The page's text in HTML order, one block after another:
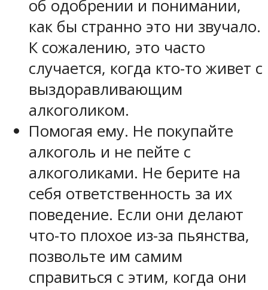
об одобрении и понимании,
как бы странно это ни звучало.
К сожалению, это часто
случается, когда кто-то живет с
выздоравливающим
алкоголиком.
Помогая ему. Не покупайте
алкоголь и не пейте с
алкоголиками. Не берите на
себя ответственность за их
поведение. Если они делают
что-то плохое из-за пьянства,
позвольте им самим
справиться с этим, когда они